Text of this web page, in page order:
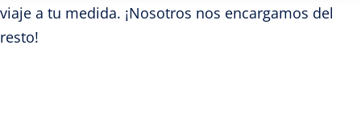
viaje a tu medida. ¡Nosotros nos encargamos del
resto!